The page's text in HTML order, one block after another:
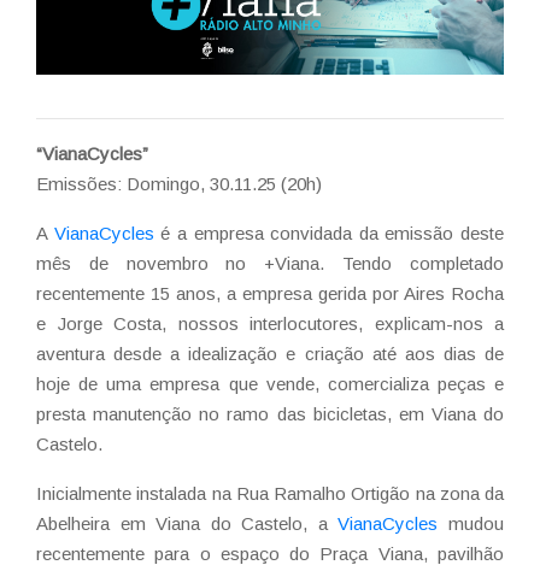
“VianaCycles”
Emissões: Domingo, 30.11.25 (20h)
A VianaCycles é a empresa convidada da emissão deste
mês de novembro no +Viana. Tendo completado
recentemente 15 anos, a empresa gerida por Aires Rocha
e Jorge Costa, nossos interlocutores, explicam-nos a
aventura desde a idealização e criação até aos dias de
hoje de uma empresa que vende, comercializa peças e
presta manutenção no ramo das bicicletas, em Viana do
Castelo.
Inicialmente instalada na Rua Ramalho Ortigão na zona da
Abelheira em Viana do Castelo, aVianaCycles mudou
recentemente para o espaço do Praça Viana, pavilhão